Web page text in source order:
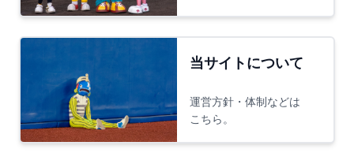
当サイトについて
運営方針・体制などは
こちら。